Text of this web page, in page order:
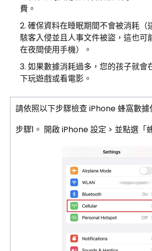
費。
確保資料在睡眠期間不會被消耗（
駭客入侵並且人事文件被盜，這也可
在夜間使用手機）。
如果數據消耗過多，您的孩子就會
下玩遊戲或看電影。
請依照以下步驟檢查 iPhone 蜂窩數據
步驟1。 開啟 iPhone 設定 > 並點選「